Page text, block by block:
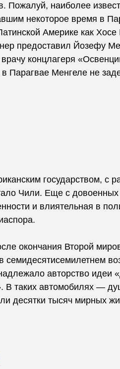
Пожалуй, наиболее
некоторое время в
Америке как
предоставил Йозефу
концлагеря
Парагвае Менгеле не
государством, с
Чили. Еще с
и влиятельная в
окончания Второй
авторство идеи
В таких автомобилях —
десятки тысяч мирных